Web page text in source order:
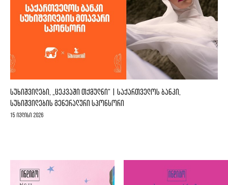
ᲡᲣᲮᲘᲨᲕᲘᲚᲔᲑᲘ, „ᲪᲔᲙᲕᲐᲨᲘ ᲗᲥᲛᲣᲚᲜᲘ“ | ᲡᲐᲥᲐᲠᲗᲕᲔᲚᲝᲡ ᲑᲐᲜᲙᲘ,
ᲡᲣᲮᲘᲨᲕᲘᲚᲔᲑᲘᲡ ᲒᲔᲜᲔᲠᲐᲚᲣᲠᲘ ᲡᲞᲝᲜᲡᲝᲠᲘ
15 ივლისი 2026